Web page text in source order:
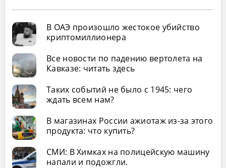
В ОАЭ произошло жестокое убийство
криптомиллионера
Все новости по падению вертолета на
Кавказе: читать здесь
Таких событий не было с 1945: чего
ждать всем нам?
В магазинах России ажиотаж из-за этого
продукта: что купить?
СМИ: В Химках на полицейскую машину
напали и подожгли.